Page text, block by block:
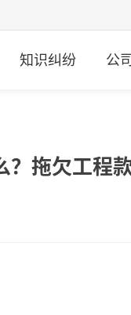
知识纠纷 公
拖欠工程